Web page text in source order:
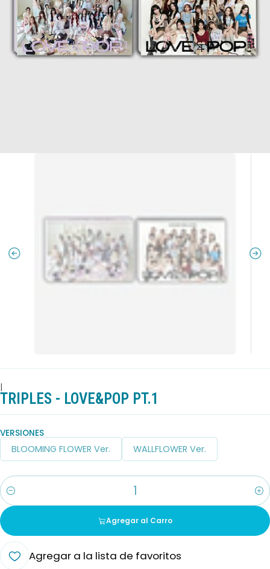
|
TRIPLES - LOVE&POP PT.1
VERSIONES
BLOOMING FLOWER Ver. WALLFLOWER Ver.
Cantidad
Agregar al Carro
Agregar a la lista de favoritos